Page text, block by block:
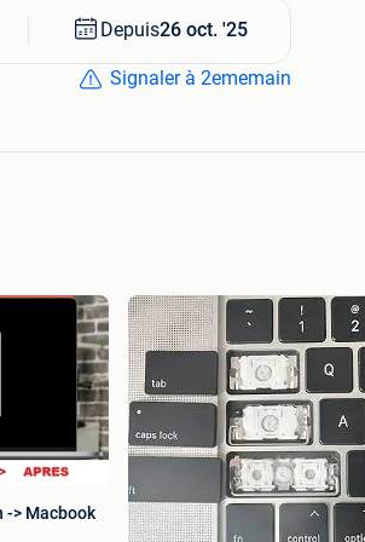
Depuis26 oct. '25
Signaler à 2ememain
> Macbook